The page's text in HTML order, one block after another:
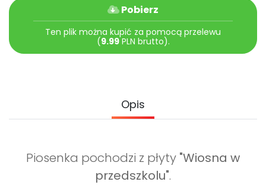
Archiwalne numery
Pomoc
Promocje
Pobierz
Ten plik można kupić za pomocą przelewu
(9.99PLN brutto).
Opis
Piosenka pochodzi z płyty "Wiosna w
przedszkolu".